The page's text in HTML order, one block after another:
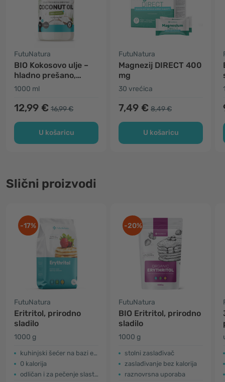
FutuNatura
BIO Kokosovo ulje –
hladno prešano,
nerafinirano
1000 ml
12,99 € 16,99 €
U košaricu
FutuNatura
Magnezij DIRECT 400
mg
30 vrećica
7,49 € 8,49 €
U košaricu
Slični proizvodi
-17%
FutuNatura
Eritritol, prirodno
sladilo
1000 g
kuhinjski šećer na bazi eritritola
0 kalorija
odličan i za pečenje slastica
-20%
FutuNatura
BIO Eritritol, prirodno
sladilo
1000 g
stolni zaslađivač
zaslađivanje bez kalorija
raznovrsna uporaba